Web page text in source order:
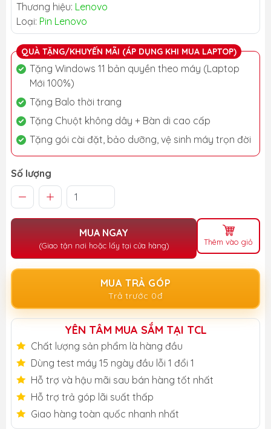
Thương hiệu: Lenovo
Loại: Pin Lenovo
QUÀ TẶNG/KHUYẾN MÃI (ÁP DỤNG KHI MUA LAPTOP)
Tặng Windows 11 bản quyền theo máy (Laptop
Mới 100%)
Tặng Balo thời trang
Tặng Chuột không dây + Bàn di cao cấp
Tặng gói cài đặt, bảo dưỡng, vệ sinh máy trọn đời
Số lượng
MUA NGAY
(Giao tận nơi hoặc lấy tại cửa hàng) Thêm vào giỏ
MUA TRẢ GÓP
Trả trước 0đ
YÊN TÂM MUA SẮM TẠI TCL
Chất lượng sản phẩm là hàng đầu
Dùng test máy 15 ngày đầu lỗi 1 đổi 1
Hỗ trợ và hậu mãi sau bán hàng tốt nhất
Hỗ trợ trả góp lãi suất thấp
Giao hàng toàn quốc nhanh nhất